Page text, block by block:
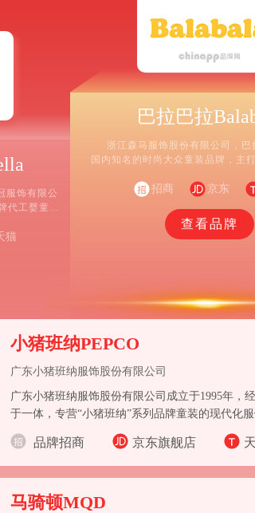
服饰有限公
代工婴童服
迎加入
饰制造商到
饰的品牌
猫
巴拉巴拉
浙江森马服饰股份有限公司，巴
国内知名的时尚大众童装品牌，主
于一体的企业。
招商 京东
查看品牌
小猪班纳PEPCO
广东小猪班纳服饰股份有限公司
广东小猪班纳服饰股份有限公司成立于1995年，
于一体，专营“小猪班纳”系列品牌童装的现代化服
品牌招商 京东旗舰店
马骑顿MQD